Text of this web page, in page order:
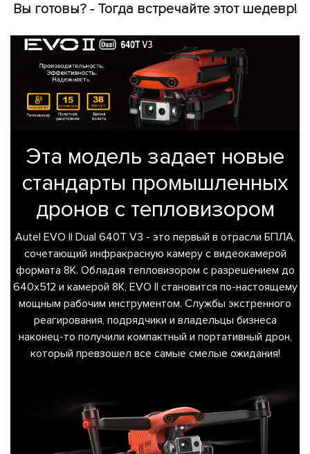
Потребительские
Вы готовы? - Тогда встречайте этот шедевр!
Эта модель задает новые
стандарты промышленных
дронов с тепловизором
Autel EVO II Dual 640T V3 - это первый в отрасли БПЛА,
сочетающий инфракрасную камеру с видеокамерой
формата 8K. Обладая тепловизором с разрешением до
640x512 и камерой 8K, EVO II становится по-настоящему
мощным рабочим инструментом. Службы экстренного
реагирования, подрядчики и владельцы бизнеса
наконец-то получили компактный и портативный дрон,
который превзошел все самые смелые ожидания!